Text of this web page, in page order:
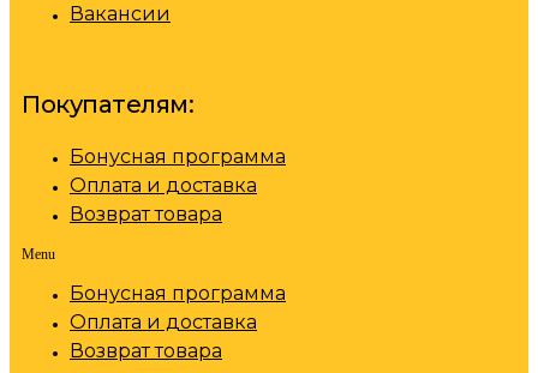
Вакансии
Покупателям:
Бонусная программа
Оплата и доставка
Возврат товара
Menu
Бонусная программа
Оплата и доставка
Возврат товара